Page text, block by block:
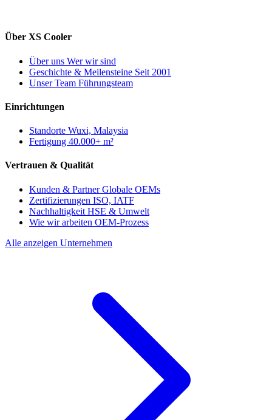
Über XS Cooler
Über uns Wer wir sind
Geschichte & Meilensteine Seit 2001
Unser Team Führungsteam
Einrichtungen
Standorte Wuxi, Malaysia
Fertigung 40.000+ m²
Vertrauen & Qualität
Kunden & PartnerGlobale OEMs
Zertifizierungen ISO, IATF
Nachhaltigkeit HSE & Umwelt
Wie wir arbeiten OEM-Prozess
Alle anzeigen Unternehmen